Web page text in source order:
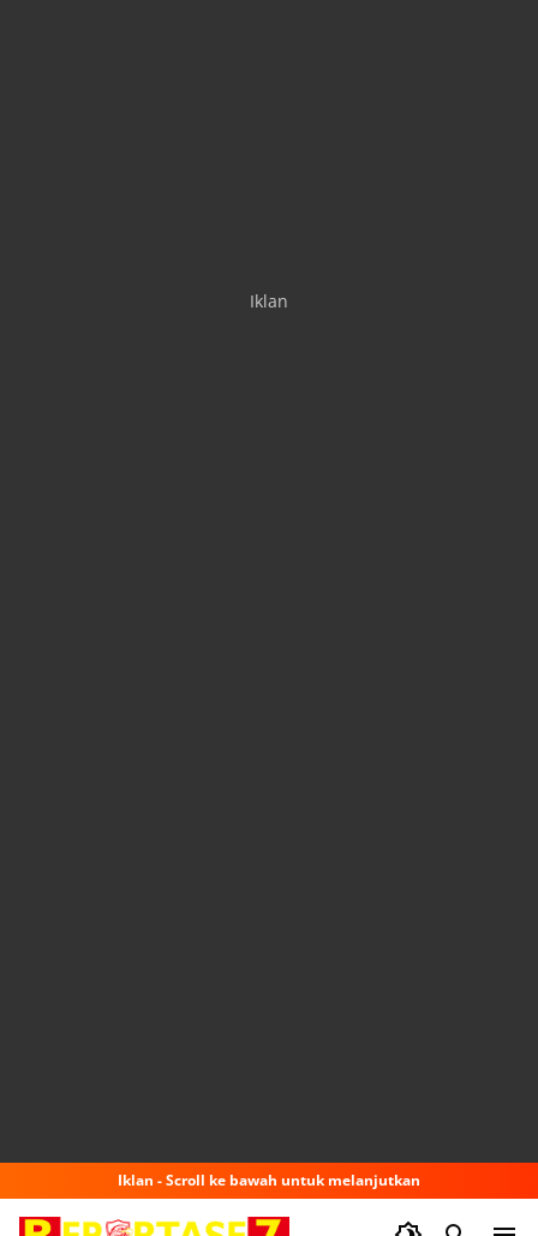
Iklan
Iklan - Scroll ke bawah untuk melanjutkan